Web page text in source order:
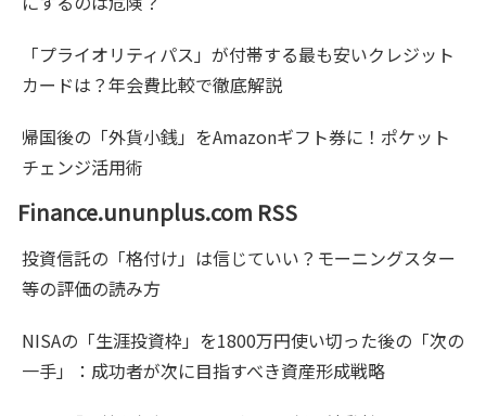
「プライオリティパス」が付帯する最も安いクレジット
カードは？年会費比較で徹底解説
帰国後の「外貨小銭」をAmazonギフト券に！ポケット
チェンジ活用術
Finance.ununplus.com RSS
投資信託の「格付け」は信じていい？モーニングスター
等の評価の読み方
NISAの「生涯投資枠」を1800万円使い切った後の「次の
一手」：成功者が次に目指すべき資産形成戦略